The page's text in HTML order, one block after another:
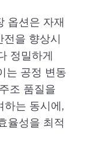
옵션은 자재
을 향상시
정밀하게
는 공정 변동
조 품질을
하는 동시에,
율성을 최적